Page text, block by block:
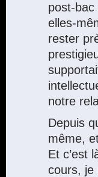
post-bac
elles-
rester
notre
Depuis
même,
Et c’est
cours, je